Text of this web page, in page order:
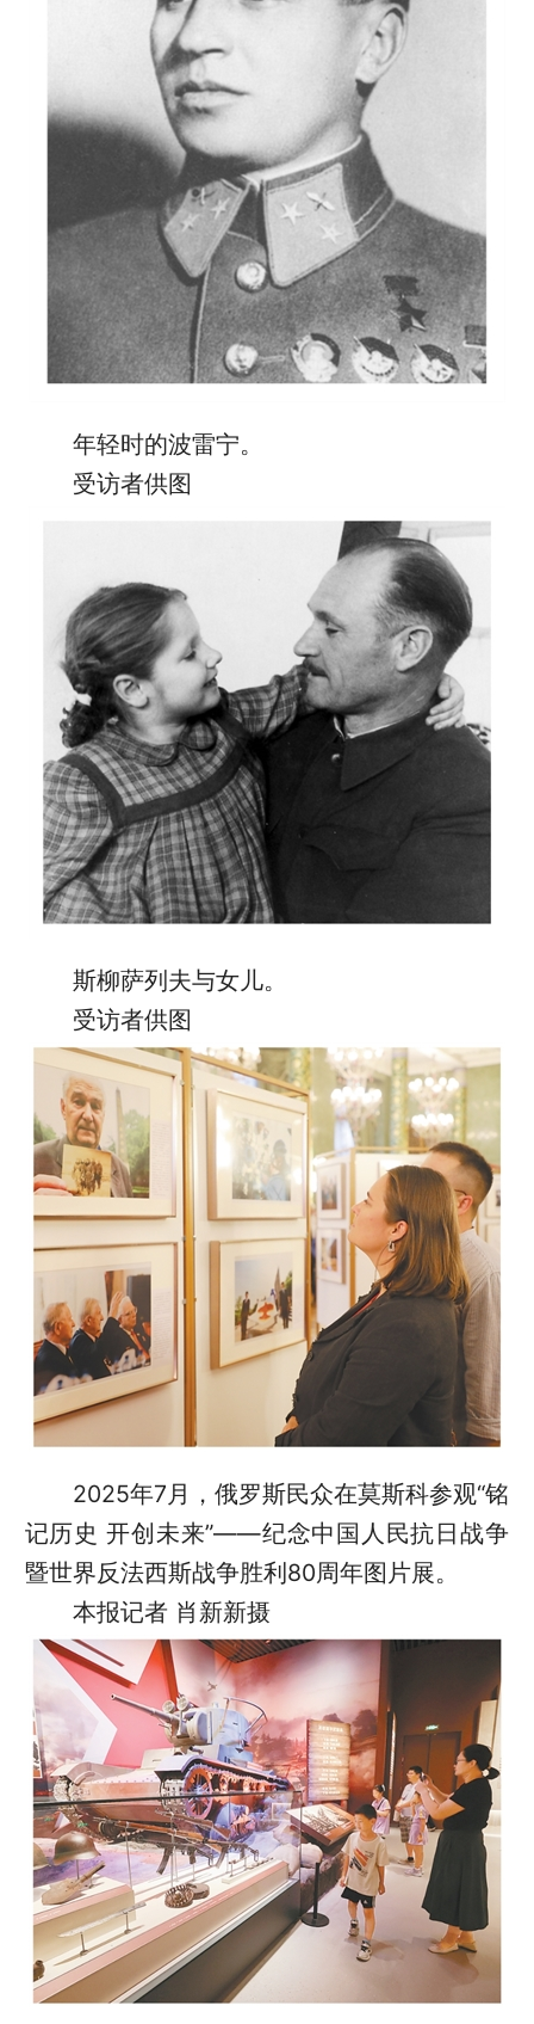
年轻时的波雷宁。
受访者供图
斯柳萨列夫与女儿。
受访者供图
2025年7月，俄罗斯民众在莫斯科参观“铭
记历史 开创未来”——纪念中国人民抗日战争
暨世界反法西斯战争胜利80周年图片展。
本报记者 肖新新摄